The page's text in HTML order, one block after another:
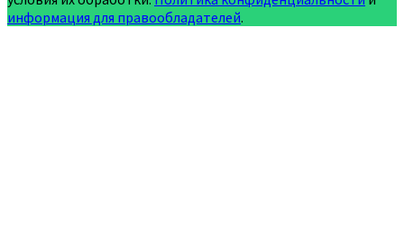
информация для правообладателей.